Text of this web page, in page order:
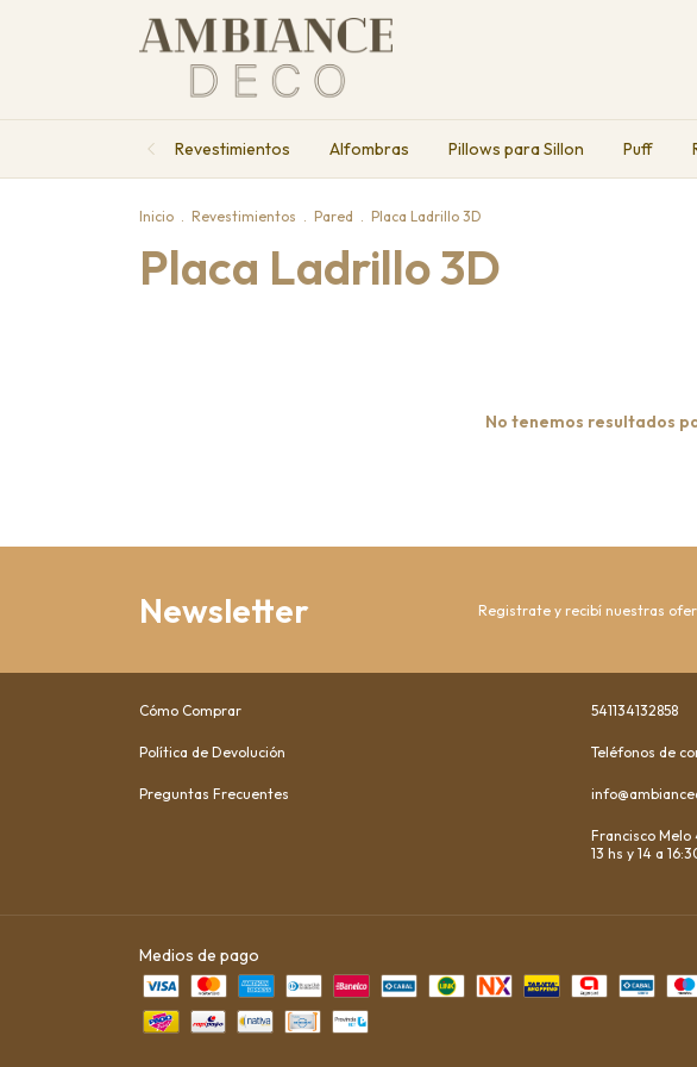
Revestimientos Alfombras Pillows para Sillon Puff
Inicio . Revestimientos . Pared . Placa Ladrillo 3D
Placa Ladrillo 3D
No tenemos resultados
Newsletter Registrate y recibí nuestras
Cómo Comprar
Política de Devolución
Preguntas Frecuentes
541134132858
Teléfonos de
Francisco Melo
13 hs y 14 a
Medios de pago